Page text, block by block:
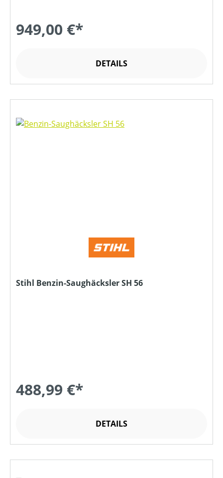
949,00 €*
DETAILS
Stihl Benzin-Saughäcksler SH 56
488,99 €*
DETAILS